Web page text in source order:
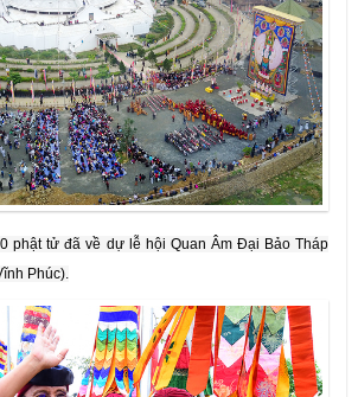
phật tử đã về dự lễ hội Quan Âm Đại Bảo Tháp
Phúc).